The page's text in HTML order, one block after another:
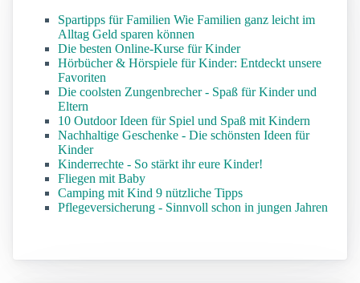
Spartipps für Familien Wie Familien ganz leicht im
Alltag Geld sparen können
Die besten Online-Kurse für Kinder
Hörbücher & Hörspiele für Kinder: Entdeckt unsere
Favoriten
Die coolsten Zungenbrecher - Spaß für Kinder und
Eltern
10 Outdoor Ideen für Spiel und Spaß mit Kindern
Nachhaltige Geschenke - Die schönsten Ideen für
Kinder
Kinderrechte - So stärkt ihr eure Kinder!
Fliegen mit Baby
Camping mit Kind 9 nützliche Tipps
Pflegeversicherung - Sinnvoll schon in jungen Jahren